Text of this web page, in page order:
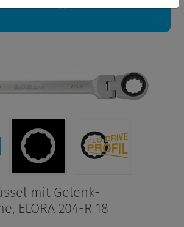
mit Gelenk-
ELORA 204-R 18